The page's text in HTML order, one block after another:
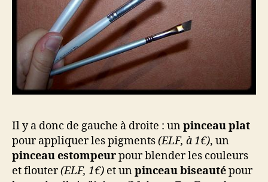
Il y a donc de gauche à droite : unpinceau plat
pour appliquer les pigments(ELF, à 1€), un
pinceau estompeurpour blender les couleurs
et flouter(ELF, 1€) et unpinceau biseautépour